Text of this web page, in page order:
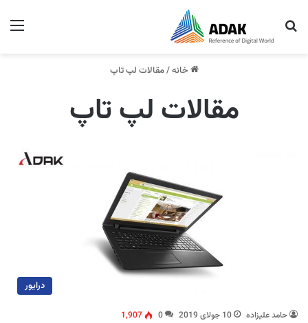
جستجو برای
خانه/مقالات لپ تاپ
مقالات لپ تاپ
درایور
حامد علیزاده 10 جولای 2019 0
1,907